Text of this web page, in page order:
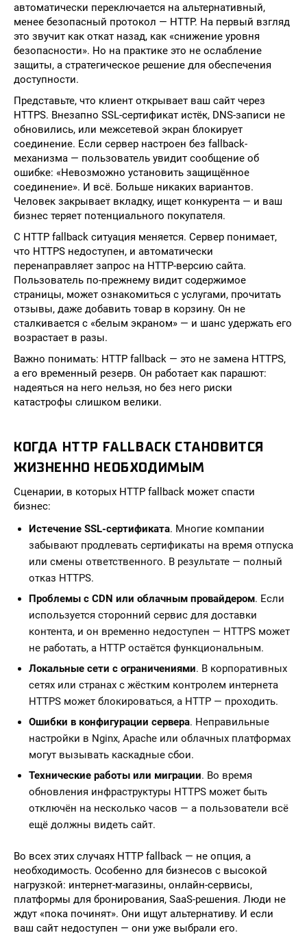
автоматически переключается на альтернативный,
менее безопасный протокол — HTTP. На первый взгляд
это звучит как откат назад, как «снижение уровня
безопасности». Но на практике это не ослабление
защиты, а стратегическое решение для обеспечения
доступности.
Представьте, что клиент открывает ваш сайт через
HTTPS. Внезапно SSL-сертификат истёк, DNS-записи не
обновились, или межсетевой экран блокирует
соединение. Если сервер настроен без fallback-
механизма — пользователь увидит сообщение об
ошибке: «Невозможно установить защищённое
соединение». И всё. Больше никаких вариантов.
Человек закрывает вкладку, ищет конкурента — и ваш
бизнес теряет потенциального покупателя.
С HTTP fallback ситуация меняется. Сервер понимает,
что HTTPS недоступен, и автоматически
перенаправляет запрос на HTTP-версию сайта.
Пользователь по-прежнему видит содержимое
страницы, может ознакомиться с услугами, прочитать
отзывы, даже добавить товар в корзину. Он не
сталкивается с «белым экраном» — и шанс удержать его
возрастает в разы.
Важно понимать: HTTP fallback — это не замена HTTPS,
а его временный резерв. Он работает как парашют:
надеяться на него нельзя, но без него риски
катастрофы слишком велики.
КОГДА HTTP FALLBACK СТАНОВИТСЯ
ЖИЗНЕННО НЕОБХОДИМЫМ
Сценарии, в которых HTTP fallback может спасти
бизнес:
Истечение SSL-сертификата. Многие компании
забывают продлевать сертификаты на время отпуска
или смены ответственного. В результате — полный
отказ HTTPS.
Проблемы с CDN или облачным провайдером. Если
используется сторонний сервис для доставки
контента, и он временно недоступен — HTTPS может
не работать, а HTTP остаётся функциональным.
Локальные сети с ограничениями. В корпоративных
сетях или странах с жёстким контролем интернета
HTTPS может блокироваться, а HTTP — проходить.
Ошибки в конфигурации сервера. Неправильные
настройки в Nginx, Apache или облачных платформах
могут вызывать каскадные сбои.
Технические работы или миграции. Во время
обновления инфраструктуры HTTPS может быть
отключён на несколько часов — а пользователи всё
ещё должны видеть сайт.
Во всех этих случаях HTTP fallback — не опция, а
необходимость. Особенно для бизнесов с высокой
нагрузкой: интернет-магазины, онлайн-сервисы,
платформы для бронирования, SaaS-решения. Люди не
ждут «пока починят». Они ищут альтернативу. И если
ваш сайт недоступен — они уже выбрали его.